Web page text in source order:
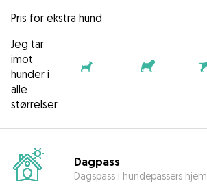
Pris for ekstra hund
Jeg tar
imot
hunder i
alle
størrelser
Dagpass
Dagspass i hundepassers hjem